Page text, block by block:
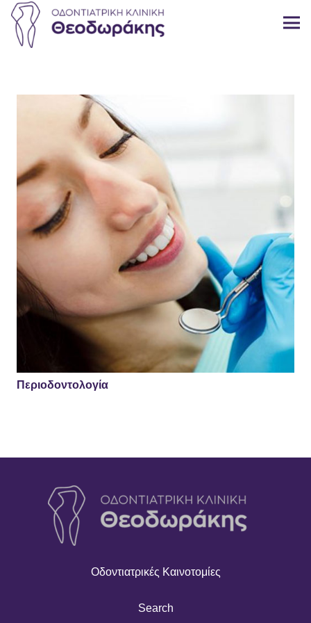
Περιοδοντολογία
Οδοντιατρικές Καινοτομίες
Search